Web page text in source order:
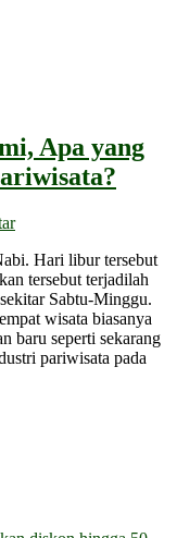
Apa yang
Hari libur tersebut
tersebut terjadilah
Sabtu-Minggu.
wisata biasanya
baru seperti sekarang
pariwisata pada